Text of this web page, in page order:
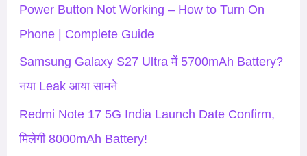
f
Power Button Not Working – How to Turn On
Phone | Complete Guide
Samsung Galaxy S27 Ultra में 5700mAh Battery?
नया Leak आया सामने
Redmi Note 17 5G India Launch Date Confirm,
मिलेगी 8000mAh Battery!